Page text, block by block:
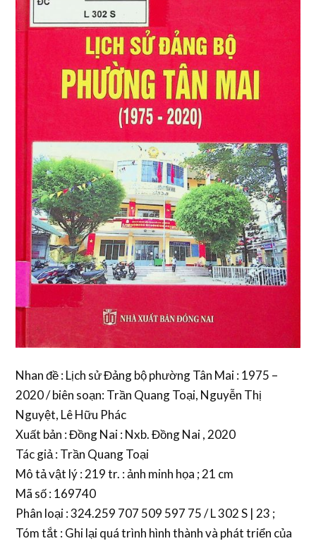
Nhan đề : Lịch sử Đảng bộ phường Tân Mai : 1975 –
2020 / biên soạn: Trần Quang Toại, Nguyễn Thị
Nguyệt, Lê Hữu Phác
Xuất bản : Đồng Nai : Nxb. Đồng Nai , 2020
Tác giả : Trần Quang Toại
Mô tả vật lý : 219 tr. : ảnh minh họa ; 21 cm
Mã số : 169740
Phân loại : 324.259 707 509 597 75 / L 302 S | 23 ;
Tóm tắt : Ghi lại quá trình hình thành và phát triển của